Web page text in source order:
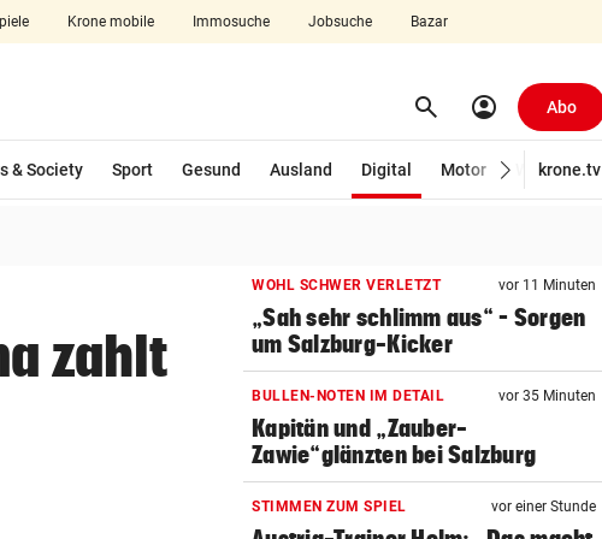
Krone mobile Immosuche Jobsuche Bazar
aufklappen search Suchen
account_circle Abo
& Society Sport Gesund Ausland Digital
Motor
Wirtschaft
krone.tv
zahlt
WOHL SCHWER VERLETZT vor 11 Minuten
„Sah sehr schlimm aus“ – Sorgen
um Salzburg-Kicker
BULLEN-NOTEN IM DETAIL vor 35 Minuten
Kapitän und „Zauber-
Zawie“glänzten bei Salzburg
STIMMEN ZUM SPIEL vor einer Stunde